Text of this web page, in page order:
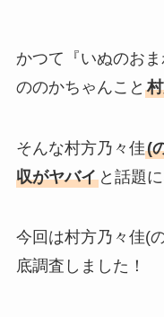
かつて『いぬのお
ののかちゃんこと
そんな村方乃々佳(
収がヤバイと話題に
今回は村方乃々佳(
底調査しました！